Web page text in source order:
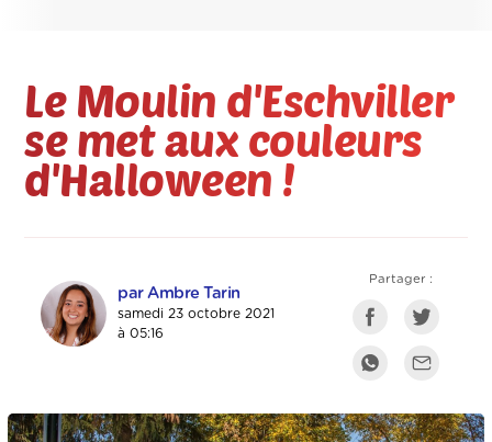
Le Moulin d'Eschviller
se met aux couleurs
d'Halloween !
par Ambre Tarin
samedi 23 octobre 2021
à 05:16
Partager :